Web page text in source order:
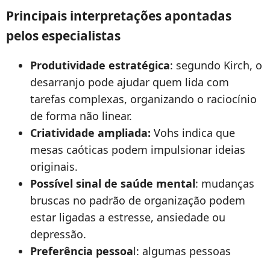
Principais interpretações apontadas
pelos especialistas
Produtividade estratégica: segundo Kirch, o
desarranjo pode ajudar quem lida com
tarefas complexas, organizando o raciocínio
de forma não linear.
Criatividade ampliada: Vohs indica que
mesas caóticas podem impulsionar ideias
originais.
Possível sinal de saúde mental: mudanças
bruscas no padrão de organização podem
estar ligadas a estresse, ansiedade ou
depressão.
Preferência pessoal: algumas pessoas